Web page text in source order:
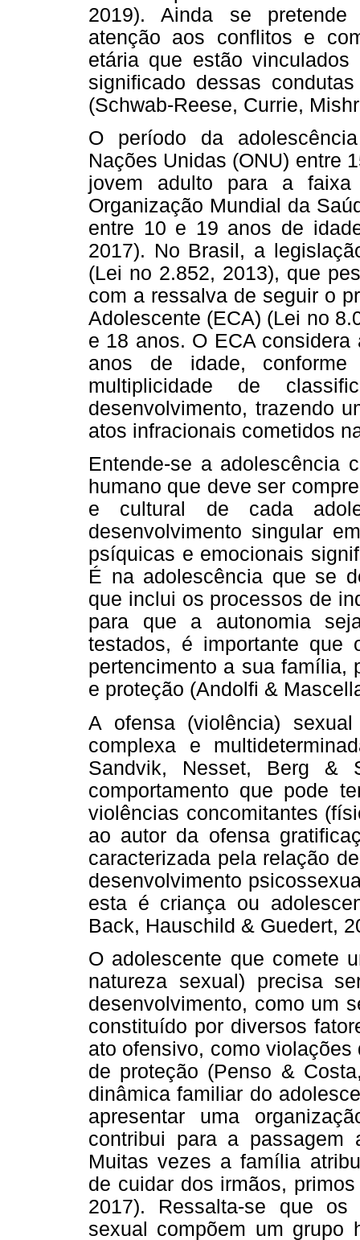
2019). Ainda se pretende
atenção aos conflitos e
etária que estão
significado dessas
(Schwab-Reese, Currie,
O período da
Nações Unidas (ONU) entre
jovem adulto para a
Organização Mundial da
entre 10 e 19 anos de
2017). No Brasil, a
(Lei no 2.852, 2013), que
com a ressalva de seguir o
Adolescente (ECA) (Lei no
e 18 anos. O ECA
anos de idade,
multiplicidade de
desenvolvimento, trazendo
atos infracionais cometidos
Entende-se a adolescência
humano que deve ser
e cultural de cada
desenvolvimento singular
psíquicas e emocionais
É na adolescência que se
que inclui os processos de
para que a autonomia
testados, é importante que
pertencimento a sua família,
e proteção (Andolfi &
A ofensa (violência)
complexa e
Sandvik, Nesset, Berg &
comportamento que pode
violências concomitantes
ao autor da ofensa
caracterizada pela relação
desenvolvimento
esta é criança ou
Back, Hauschild & Guedert,
O adolescente que comete
natureza sexual) precisa
desenvolvimento, como um
constituído por diversos
ato ofensivo, como
de proteção (Penso &
dinâmica familiar do
apresentar uma
contribui para a passagem
Muitas vezes a família
de cuidar dos irmãos,
2017). Ressalta-se que os
sexual compõem um grupo